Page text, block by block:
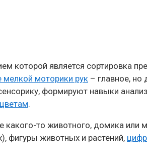
которой является сортировка
мелкой моторики рук – главное, но
формируют навыки
.
то животного, домика
фигуры животных и растений,